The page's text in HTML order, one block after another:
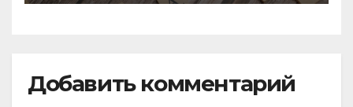
Добавить комментарий